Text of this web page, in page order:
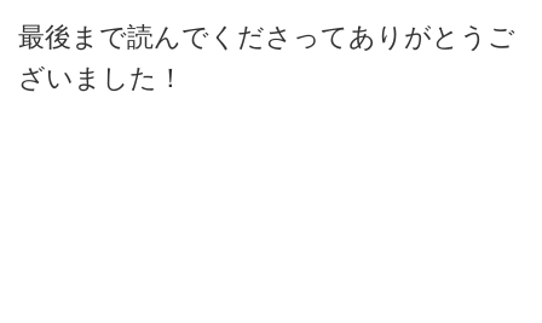
最後まで読んでくださってありがとうご
ざいました！